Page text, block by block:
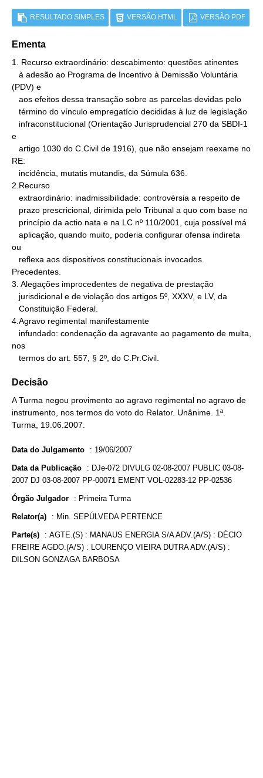
RESULTADO SIMPLES VERSÃO HTML VERSÃO PDF
Ementa
1. Recurso extraordinário: descabimento: questões atinentes
(PDV) e
e
RE:
2.Recurso
ou
Precedentes.
3. Alegações improcedentes de negativa de prestação
4.Agravo regimental manifestamente
nos
   termos do art. 557, § 2º, do C.Pr.Civil.
Decisão
A Turma negou provimento ao agravo regimental no agravo de
instrumento, nos termos do voto do Relator. Unânime. 1ª.
Turma, 19.06.2007.
Data do Julgamento : 19/06/2007
Data da Publicação : DJe-072 DIVULG 02-08-2007 PUBLIC 03-08-
2007 DJ 03-08-2007 PP-00071 EMENT VOL-02283-12 PP-02536
Órgão Julgador : Primeira Turma
Relator(a) : Min. SEPÚLVEDA PERTENCE
Parte(s) : AGTE.(S) : MANAUS ENERGIA S/A ADV.(A/S) : DÉCIO
FREIRE AGDO.(A/S) : LOURENÇO VIEIRA DUTRA ADV.(A/S) :
DILSON GONZAGA BARBOSA